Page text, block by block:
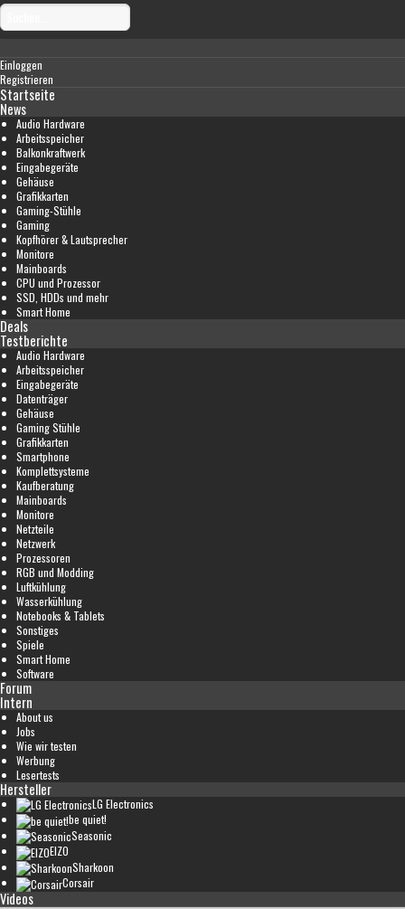
Einloggen
Registrieren
Startseite
News
Audio Hardware
Arbeitsspeicher
Balkonkraftwerk
Eingabegeräte
Gehäuse
Grafikkarten
Gaming-Stühle
Gaming
Kopfhörer & Lautsprecher
Monitore
Mainboards
CPU und Prozessor
SSD, HDDs und mehr
Smart Home
Deals
Testberichte
Audio Hardware
Arbeitsspeicher
Eingabegeräte
Datenträger
Gehäuse
Gaming Stühle
Grafikkarten
Smartphone
Komplettsysteme
Kaufberatung
Mainboards
Monitore
Netzteile
Netzwerk
Prozessoren
RGB und Modding
Luftkühlung
Wasserkühlung
Notebooks & Tablets
Sonstiges
Spiele
Smart Home
Software
Forum
Intern
About us
Jobs
Wie wir testen
Werbung
Lesertests
Hersteller
LG Electronics
be quiet!
Seasonic
EIZO
Sharkoon
Corsair
Videos